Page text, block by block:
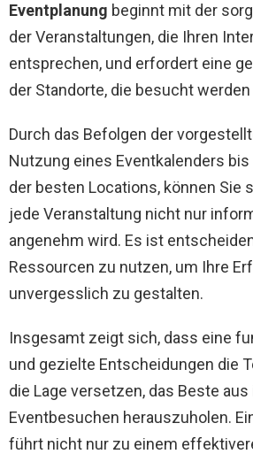
Eventplanung beginnt mit der
der Veranstaltungen, die Ihren
entsprechen, und erfordert eine
der Standorte, die besucht
Durch das Befolgen der
Nutzung eines Eventkalenders bis
der besten Locations, können Sie
jede Veranstaltung nicht nur
angenehm wird. Es ist
Ressourcen zu nutzen, um Ihre
unvergesslich zu gestalten.
Insgesamt zeigt sich, dass eine
und gezielte Entscheidungen die
die Lage versetzen, das Beste aus
Eventbesuchen herauszuholen.
führt nicht nur zu einem